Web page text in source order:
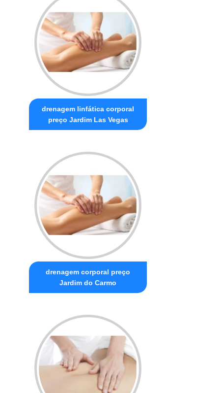
drenagem linfática corporal
preço Jardim Las Vegas
drenagem corporal preço
Jardim do Carmo